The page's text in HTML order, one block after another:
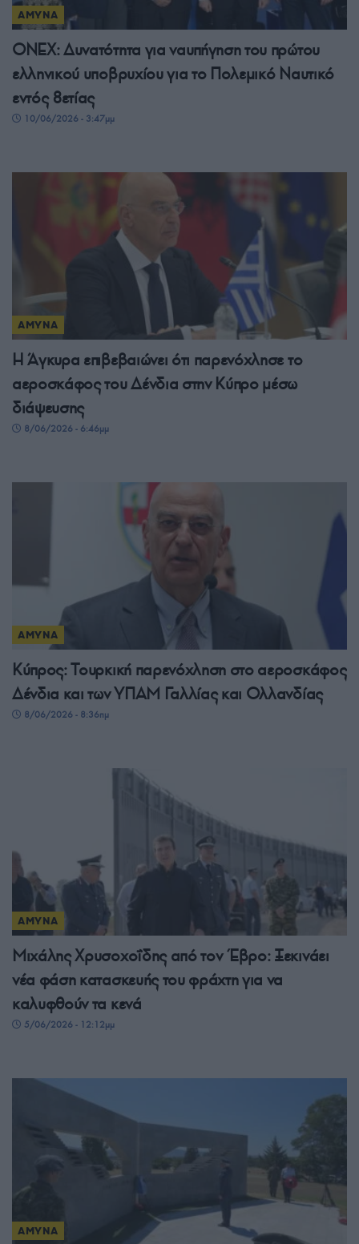
ΑΜΥΝΑ
ONEX: Δυνατότητα για ναυπήγηση του πρώτου
ελληνικού υποβρυχίου για το Πολεμικό Ναυτικό
εντός 8ετίας
10/06/2026 - 3:47μμ
ΑΜΥΝΑ
Η Άγκυρα επιβεβαιώνει ότι παρενόχλησε το
αεροσκάφος του Δένδια στην Κύπρο μέσω
διάψευσης
8/06/2026 - 6:46μμ
ΑΜΥΝΑ
Κύπρος: Τουρκική παρενόχληση στο αεροσκάφος
Δένδια και των ΥΠΑΜ Γαλλίας και Ολλανδίας
8/06/2026 - 8:36πμ
ΑΜΥΝΑ
Μιχάλης Χρυσοχοΐδης από τον Έβρο: Ξεκινάει
νέα φάση κατασκευής του φράχτη για να
καλυφθούν τα κενά
5/06/2026 - 12:12μμ
ΑΜΥΝΑ